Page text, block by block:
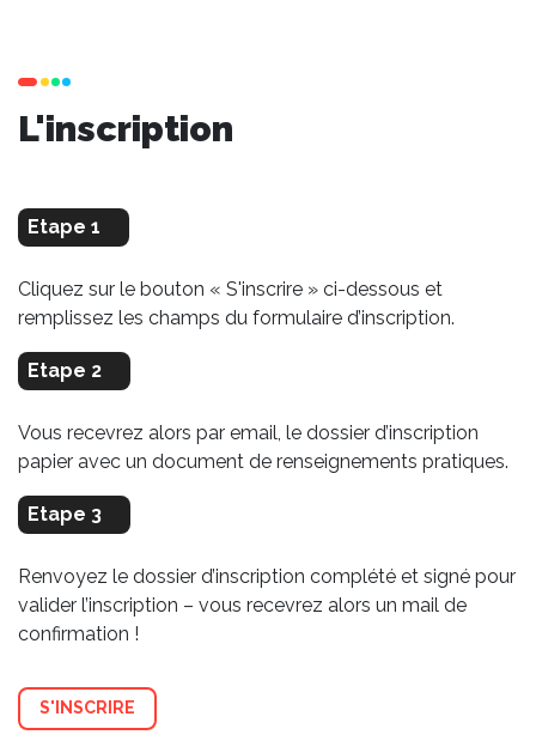
L'inscription
Etape 1
Cliquez sur le bouton « S'inscrire » ci-dessous et
remplissez les champs du formulaire d’inscription.
Etape 2
Vous recevrez alors par email, le dossier d’inscription
papier avec un document de renseignements pratiques.
Etape 3
Renvoyez le dossier d’inscription complété et signé pour
valider l’inscription – vous recevrez alors un mail de
confirmation !
S'INSCRIRE